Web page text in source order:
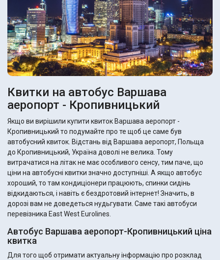
Квитки на автобус Варшава
аеропорт - Кропивницький
Якщо ви вирішили купити квиток Варшава аеропорт -
Кропивницький то подумайте про те щоб це саме був
автобусний квиток. Відстань від Варшава аеропорт, Польща
до Кропивницький, Україна доволі не велика. Тому
витрачатися на літак не має особливого сенсу, тим паче, що
ціни на автобусні квитки значно доступніші. А якщо автобус
хороший, то там кондиціонери працюють, спинки сидінь
відкидаються, і навіть є бездротовий інтернет! Значить, в
дорозі вам не доведеться нудьгувати. Саме такі автобуси
перевізника East West Eurolines.
Автобус Варшава аеропорт-Кропивницький ціна
квитка
Для того щоб отримати актуальну інформацію про розклад